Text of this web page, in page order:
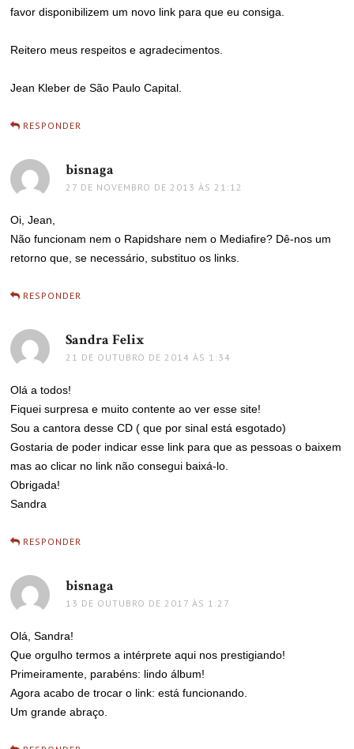
favor disponibilizem um novo link para que eu consiga.
Reitero meus respeitos e agradecimentos.
Jean Kleber de São Paulo Capital.
RESPONDER
bisnaga
27 DE NOVEMBRO DE 2013 ÀS 21:12
Oi, Jean,
Não funcionam nem o Rapidshare nem o Mediafire? Dê-nos um
retorno que, se necessário, substituo os links.
RESPONDER
Sandra Felix
21 DE OUTUBRO DE 2014 ÀS 1:34
Olá a todos!
Fiquei surpresa e muito contente ao ver esse site!
Sou a cantora desse CD ( que por sinal está esgotado)
Gostaria de poder indicar esse link para que as pessoas o baixem
mas ao clicar no link não consegui baixá-lo.
Obrigada!
Sandra
RESPONDER
bisnaga
13 DE OUTUBRO DE 2017 ÀS 1:27
Olá, Sandra!
Que orgulho termos a intérprete aqui nos prestigiando!
Primeiramente, parabéns: lindo álbum!
Agora acabo de trocar o link: está funcionando.
Um grande abraço.